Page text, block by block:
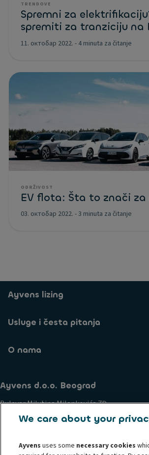
TRENDOVE
Spremni za
spremiti za tranziciju na
11. октобар 2022. - 4 minuta za čitanje
ODRŽIVOST
EV flota: Šta to znači za
03. октобар 2022. -3 minuta za čitanje
Ayvens lizing
Usluge i česta pitanja
O nama
Ayvens d.o.o. Beograd
Bulevar Milutina Milankovića 7Đ
Novi Beograd
Poslovanje i etički principi Politika
We care about your
Ayvens uses some necessary cookies